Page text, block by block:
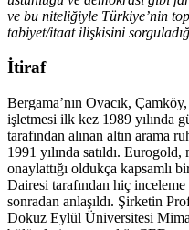
ve bu niteliğiyle Türkiye’nin
tabiyet/itaat ilişkisini
İtiraf
Bergama’nın Ovacık,
işletmesi ilk kez 1989 yılında
tarafından alınan altın arama
1991 yılında satıldı.
onaylattığı oldukça kapsamlı
Dairesi tarafından hiç inceleme
sonradan anlaşıldı. Şirketin
Dokuz Eylül Üniversitesi